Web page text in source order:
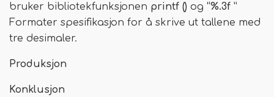
bruker bibliotekfunksjonen printf () og “%.3f ”
Formater spesifikasjon for å skrive ut tallene med
tre desimaler.
Produksjon
Konklusjon